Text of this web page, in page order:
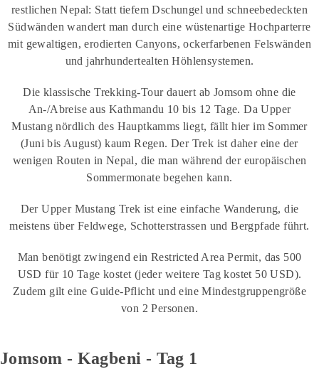
restlichen Nepal: Statt tiefem Dschungel und schneebedeckten
Südwänden wandert man durch eine wüstenartige Hochparterre
mit gewaltigen, erodierten Canyons, ockerfarbenen Felswänden
und jahrhundertealten Höhlensystemen.
Die klassische Trekking-Tour dauert ab Jomsom ohne die
An-/Abreise aus Kathmandu 10 bis 12 Tage. Da Upper
Mustang nördlich des Hauptkamms liegt, fällt hier im Sommer
(Juni bis August) kaum Regen. Der Trek ist daher eine der
wenigen Routen in Nepal, die man während der europäischen
Sommermonate begehen kann.
Der Upper Mustang Trek ist eine einfache Wanderung, die
meistens über Feldwege, Schotterstrassen und Bergpfade führt.
Man benötigt zwingend ein Restricted Area Permit, das 500
USD für 10 Tage kostet (jeder weitere Tag kostet 50 USD).
Zudem gilt eine Guide-Pflicht und eine Mindestgruppengröße
von 2 Personen.
Jomsom - Kagbeni - Tag 1